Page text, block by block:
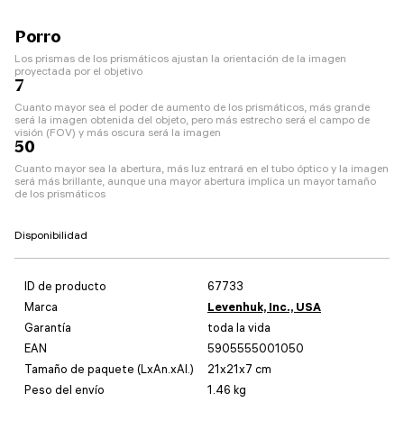
Porro
Los prismas de los prismáticos ajustan la orientación de la imagen
proyectada por el objetivo
7
Cuanto mayor sea el poder de aumento de los prismáticos, más grande
será la imagen obtenida del objeto, pero más estrecho será el campo de
visión (FOV) y más oscura será la imagen
50
Cuanto mayor sea la abertura, más luz entrará en el tubo óptico y la imagen
será más brillante, aunque una mayor abertura implica un mayor tamaño
de los prismáticos
Disponibilidad
ID de producto
67733
Marca
Levenhuk, Inc., USA
Garantía
toda la vida
EAN
5905555001050
Tamaño de paquete (LxAn.xAl.)
21x21x7 cm
Peso del envío
1.46 kg